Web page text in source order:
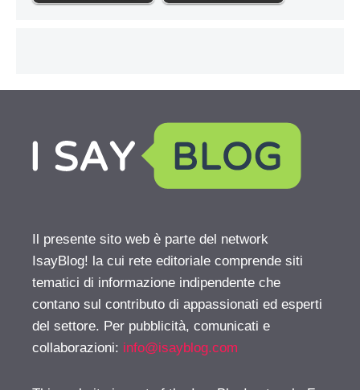
Il presente sito web è parte del network
IsayBlog! la cui rete editoriale comprende siti
tematici di informazione indipendente che
contano sul contributo di appassionati ed esperti
del settore. Per pubblicità, comunicati e
collaborazioni: info@isayblog.com